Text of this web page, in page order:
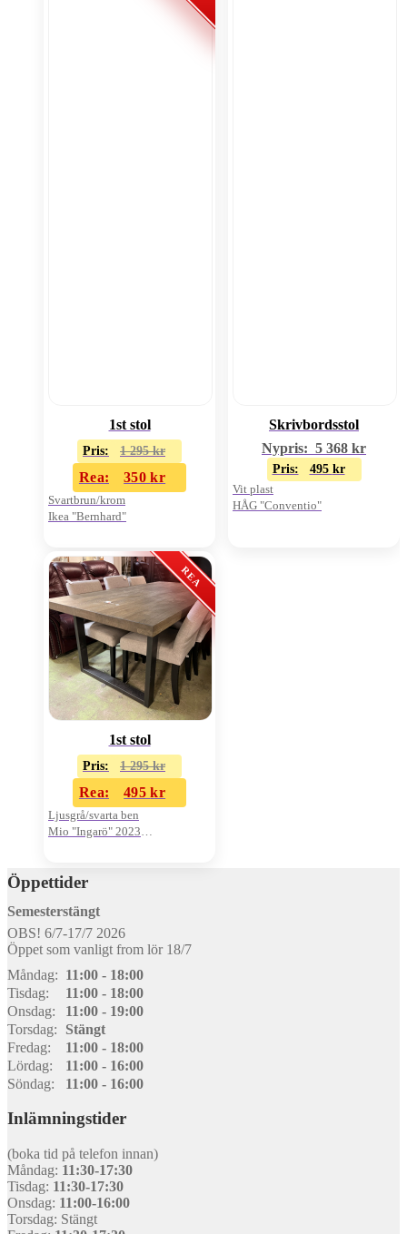
1st stol
Pris: 1 295kr
Rea: 350kr
Svartbrun/krom
Ikea "Bernhard"
Skrivbordsstol
Nypris: 5 368 kr
Pris: 495 kr
Vit plast
HÅG "Conventio"
1st stol
Pris: 1 295kr
Rea: 495kr
Ljusgrå/svarta ben
Mio "Ingarö" 2023
Öppettider
Semesterstängt
OBS! 6/7-17/7 2026
Öppet som vanligt from lör 18/7
Måndag: 11:00 - 18:00
Tisdag:
11:00 - 18:00
Onsdag:
11:00 - 19:00
Torsdag:
Stängt
Fredag:
11:00 - 18:00
Lördag:
11:00 - 16:00
Söndag:
11:00 - 16:00
Inlämningstider
(boka tid på telefon innan)
Måndag: 11:30-17:30
Tisdag: 11:30-17:30
Onsdag: 11:00-16:00
Torsdag: Stängt